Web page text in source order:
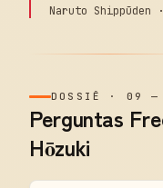
Naruto
DOSSIÊ · 09 —
Perguntas
Hōzuki